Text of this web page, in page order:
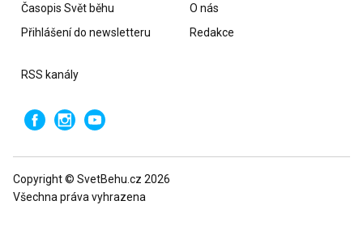
Časopis Svět běhu
Přihlášení do newsletteru
O nás
Redakce
RSS kanály
Copyright © SvetBehu.cz 2026
Všechna práva vyhrazena